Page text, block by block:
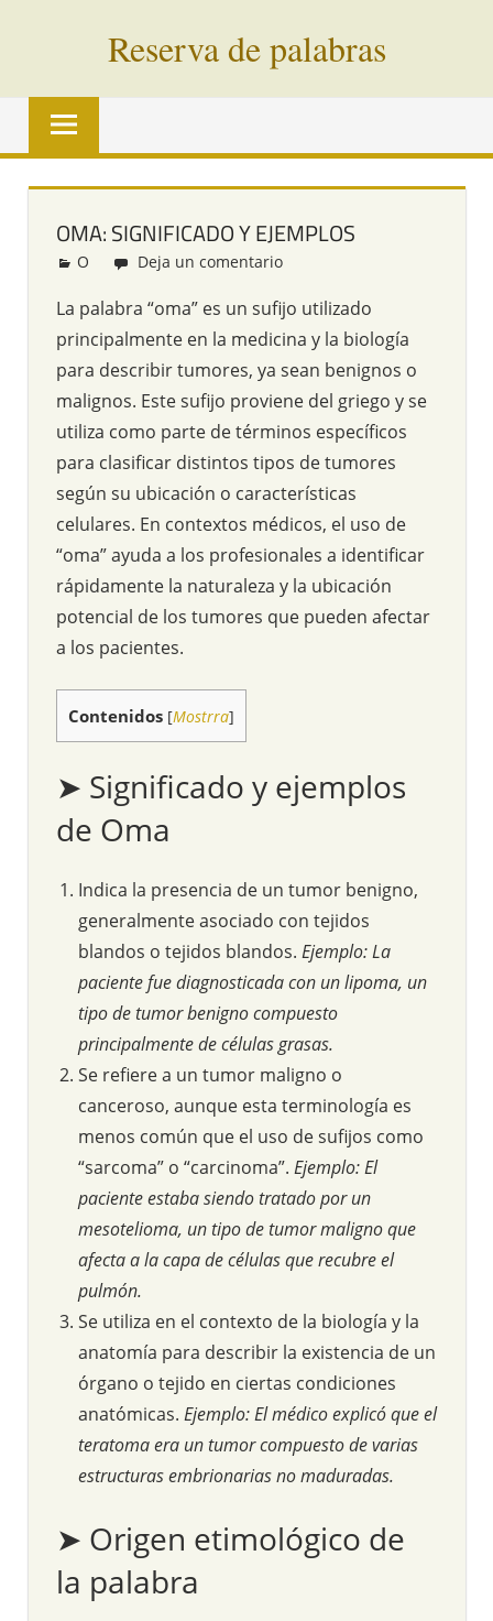
Reserva de palabras
Palabras
vías
todo
mundo
OMA: SIGNIFICADO Y EJEMPLOS
Redacción
O Deja un comentario
La palabra “oma” es un sufijo utilizado
principalmente en la medicina y la biología
para describir tumores, ya sean benignos o
malignos. Este sufijo proviene del griego y se
utiliza como parte de términos específicos
para clasificar distintos tipos de tumores
según su ubicación o características
celulares. En contextos médicos, el uso de
“oma” ayuda a los profesionales a identificar
rápidamente la naturaleza y la ubicación
potencial de los tumores que pueden afectar
a los pacientes.
Contenidos [Mostrra]
➤ Significado y ejemplos
de Oma
Indica la presencia de un tumor benigno,
generalmente asociado con tejidos
blandos o tejidos blandos. Ejemplo: La
paciente fue diagnosticada con un lipoma, un
tipo de tumor benigno compuesto
principalmente de células grasas.
Se refiere a un tumor maligno o
canceroso, aunque esta terminología es
menos común que el uso de sufijos como
“sarcoma” o “carcinoma”. Ejemplo: El
paciente estaba siendo tratado por un
mesotelioma, un tipo de tumor maligno que
afecta a la capa de células que recubre el
pulmón.
Se utiliza en el contexto de la biología y la
anatomía para describir la existencia de un
órgano o tejido en ciertas condiciones
anatómicas. Ejemplo: El médico explicó que el
teratoma era un tumor compuesto de varias
estructuras embrionarias no maduradas.
➤ Origen etimológico de
la palabra